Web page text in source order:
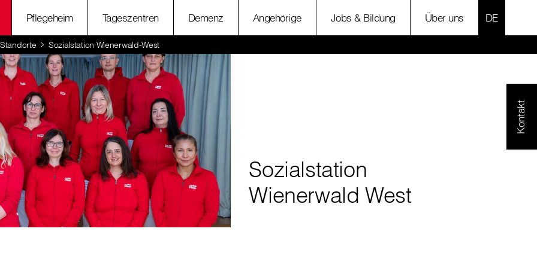
Pflegeheim Tageszentren Demenz Angehörige Jobs & Bildung Über uns SPRACHE
Standorte Sozialstation Wienerwald-West
Kontakt
Sozialstation
Wienerwald West